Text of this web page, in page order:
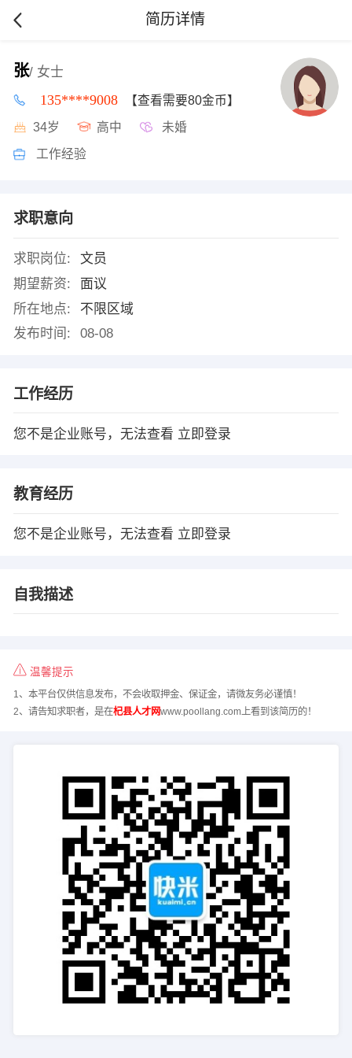
简历详情
张/ 女士
135****9008 【查看需要80金币】
34岁 高中 未婚
工作经验
求职意向
求职岗位:
文员
期望薪资:
面议
所在地点:
不限区域
发布时间:
08-08
工作经历
您不是企业账号，无法查看 立即登录
教育经历
您不是企业账号，无法查看 立即登录
自我描述
温馨提示
1、本平台仅供信息发布，不会收取押金、保证金，请微友务必谨慎！
2、请告知求职者，是在杞县人才网www.poollang.com上看到该简历的！